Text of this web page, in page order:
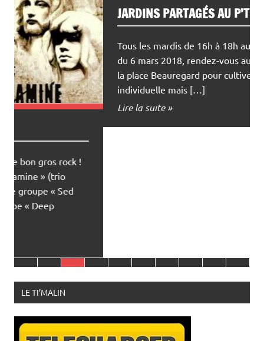
JARDINS PARTAGÉS AU P’TI LOPIN
Tous les mardis de 16h à 18h au jardin. A partir
du 6 mars 2018, rendez-vous au jardin à côté de
la place Beauregard pour cultiver une parcelle
individuelle mais […]
Lire la suite »